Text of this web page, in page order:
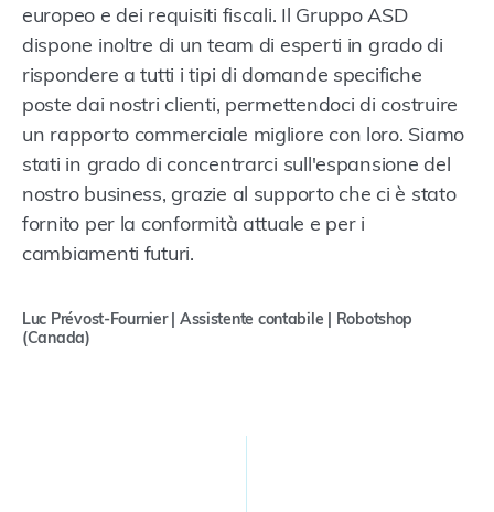
europeo e dei requisiti fiscali. Il Gruppo ASD
dispone inoltre di un team di esperti in grado di
rispondere a tutti i tipi di domande specifiche
poste dai nostri clienti, permettendoci di costruire
un rapporto commerciale migliore con loro. Siamo
stati in grado di concentrarci sull'espansione del
nostro business, grazie al supporto che ci è stato
fornito per la conformità attuale e per i
cambiamenti futuri.
Luc Prévost-Fournier | Assistente contabile | Robotshop
(Canada)